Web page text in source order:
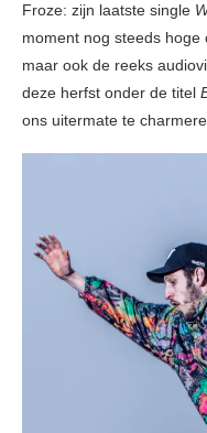
Froze: zijn laatste single
moment nog steeds hoge
maar ook de reeks
deze herfst onder de titel
ons uitermate te